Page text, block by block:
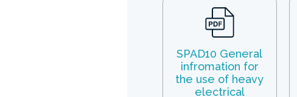
SPAD10 General
infromation for
the use of heavy
electrical